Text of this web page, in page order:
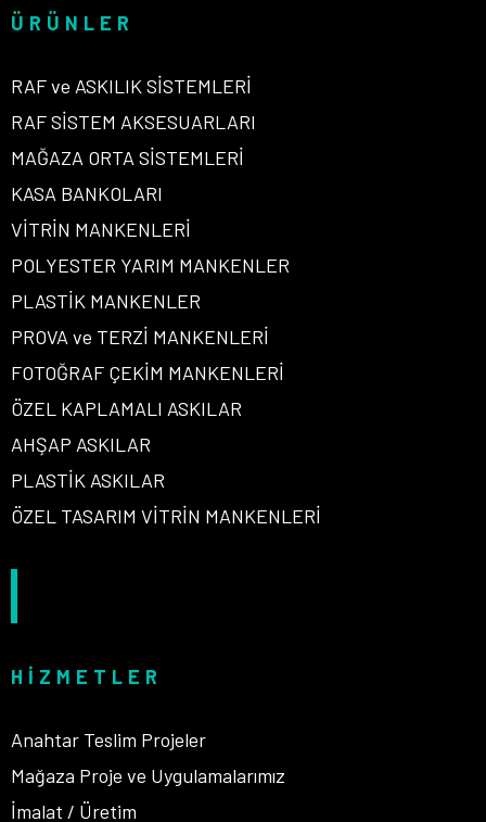
ÜRÜNLER
RAF ve ASKILIK SİSTEMLERİ
RAF SİSTEM AKSESUARLARI
MAĞAZA ORTA SİSTEMLERİ
KASA BANKOLARI
VİTRİN MANKENLERİ
POLYESTER YARIM MANKENLER
PLASTİK MANKENLER
PROVA ve TERZİ MANKENLERİ
FOTOĞRAF ÇEKİM MANKENLERİ
ÖZEL KAPLAMALI ASKILAR
AHŞAP ASKILAR
PLASTİK ASKILAR
ÖZEL TASARIM VİTRİN MANKENLERİ
HIZMETLER
Anahtar Teslim Projeler
Mağaza Proje ve Uygulamalarımız
İmalat / Üretim